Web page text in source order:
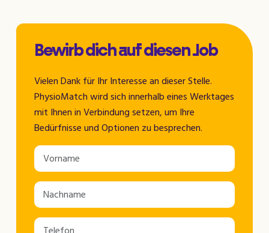
Bewirb dich auf diesen Job
Vielen Dank für Ihr Interesse an dieser Stelle.
PhysioMatch wird sich innerhalb eines Werktages
mit Ihnen in Verbindung setzen, um Ihre
Bedürfnisse und Optionen zu besprechen.